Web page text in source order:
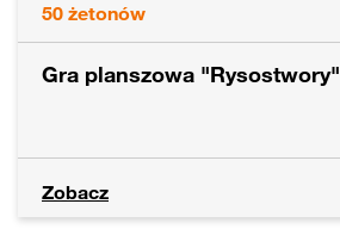
50 żetonów
Gra planszowa "Rysostwory"
Zobacz